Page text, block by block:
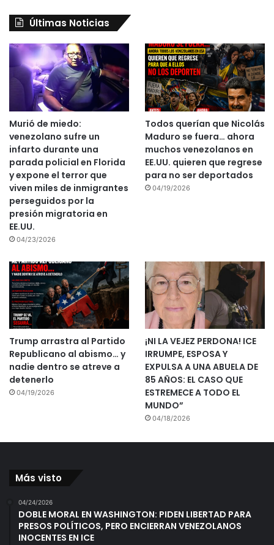
Últimas Noticias
Murió de miedo:
venezolano sufre un
infarto durante una
parada policial en Florida
y expone el terror que
viven miles de inmigrantes
perseguidos por la
presión migratoria en
EE.UU.
04/23/2026
Todos querían que Nicolás
Maduro se fuera… ahora
muchos venezolanos en
EE.UU. quieren que regrese
para no ser deportados
04/19/2026
Trump arrastra al Partido
Republicano al abismo… y
nadie dentro se atreve a
detenerlo
04/19/2026
¡NI LA VEJEZ PERDONA! ICE
IRRUMPE, ESPOSA Y
EXPULSA A UNA ABUELA DE
85 AÑOS: EL CASO QUE
ESTREMECE A TODO EL
MUNDO”
04/18/2026
Más visto
04/24/2026
DOBLE MORAL EN WASHINGTON: PIDEN LIBERTAD PARA
PRESOS POLÍTICOS, PERO ENCIERRAN VENEZOLANOS
INOCENTES EN ICE